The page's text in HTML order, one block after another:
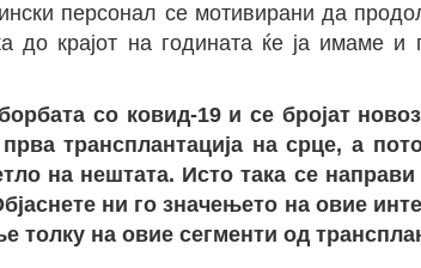
персонал се мотивирани да
до крајот на годината ќе ја имаме и
со ковид-19 и се бројат
трансплантација на срце, а
на нештата. Исто така се направи
ни го значењето на овие
толку на овие сегменти од